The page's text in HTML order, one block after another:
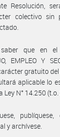
Resolución,
colectivo sin
saber que en
EMPLEO Y
gratuito
aplicable lo
N° 14.250 (t.o.
y archívese.